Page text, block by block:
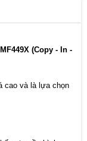
LCD 5 Inch
mm.
(Copy - In -
cao và là lựa chọn